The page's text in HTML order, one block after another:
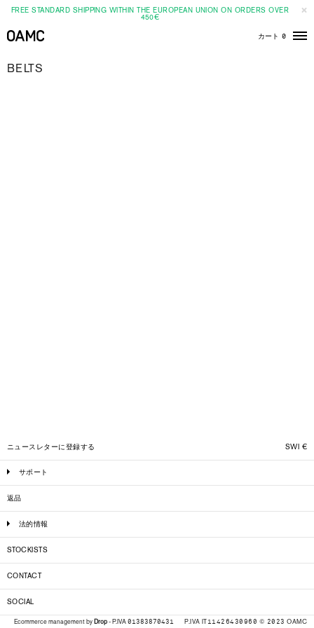
FREE STANDARD SHIPPING WITHIN THE EUROPEAN UNION ON ORDERS OVER
450€
カート 0
メ
BELTS
SWI €
ニュースレターに登録する
サポート
返品
法的情報
STOCKISTS
CONTACT
SOCIAL
P.IVA IT11426430960 © 2023 OAMC